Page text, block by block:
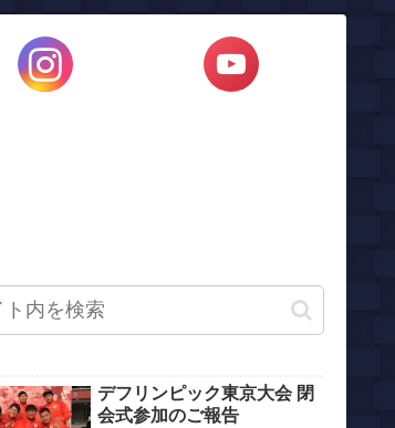
デフリンピック東京大会 閉
会式参加のご報告